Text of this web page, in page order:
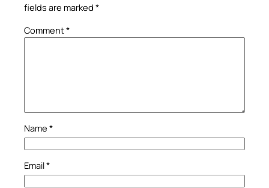
fields are marked *
Comment*
Name *
Email*